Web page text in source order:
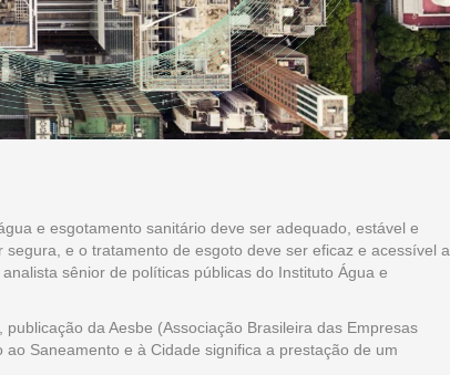
e esgotamento sanitário deve ser adequado, estável e
e o tratamento de esgoto deve ser eficaz e acessível a
sênior de políticas públicas do Instituto Água e
da Aesbe (Associação Brasileira das Empresas
Saneamento e à Cidade significa a prestação de um